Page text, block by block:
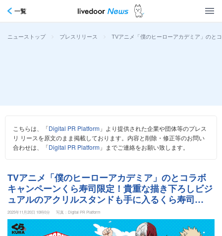
一覧
ニューストップ > プレスリリース > TVアニメ「僕のヒーローアカデミア」のと
こちらは、「Digital PR Platform 」より提供された企業や団体等のプレス
リ リースを原文のまま掲載しております。内容と削除・修正等のお問い
合わせは、「Digital PR Platform 」までご連絡をお願い致します。
TVアニメ「僕のヒーローアカデミア」のとコラボ
キャンペーンくら寿司限定！貴重な描き下ろしビジ
ュアルのアクリルスタンドも手に入るくら寿司
×「ヒロアカ」～11月28日（金）から全国のくら寿
司で実施～
2025年11月20日 10時0分 写真：Digital PR Platform